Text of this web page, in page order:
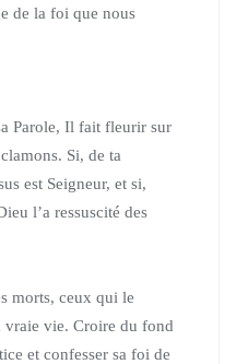
de la foi que nous
Parole, Il fait fleurir sur
Si, de ta
est Seigneur, et si,
l’a ressuscité des
morts, ceux qui le
vraie vie. Croire du fond
et confesser sa foi de